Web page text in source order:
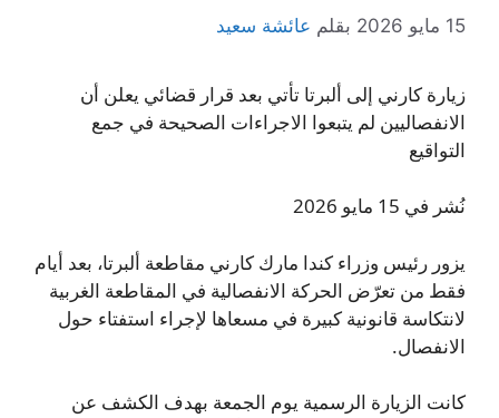
15 مايو 2026 بقلم عائشة سعيد
زيارة كارني إلى ألبرتا تأتي بعد قرار قضائي يعلن أن
الانفصاليين لم يتبعوا الاجراءات الصحيحة في جمع
التواقيع
نُشر في 15 مايو 2026
يزور رئيس وزراء كندا مارك كارني مقاطعة ألبرتا، بعد أيام
فقط من تعرّض الحركة الانفصالية في المقاطعة الغربية
لانتكاسة قانونية كبيرة في مسعاها لإجراء استفتاء حول
الانفصال.
كانت الزيارة الرسمية يوم الجمعة بهدف الكشف عن